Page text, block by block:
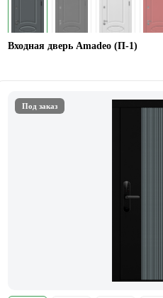
Входная дверь Amadeo (П-1)
Под заказ